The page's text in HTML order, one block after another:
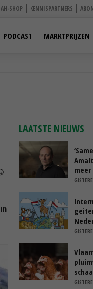
SHOP KENNISPARTNERS
PODCAST MARKTPRIJZEN
LAATSTE NIEUWS
meer